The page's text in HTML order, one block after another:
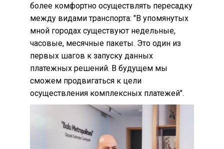
более комфортно осуществлять пересадку
между видами транспорта: "В упомянутых
мной городах существуют недельные,
часовые, месячные пакеты. Это один из
первых шагов к запуску данных
платежных решений. В будущем мы
сможем продвигаться к цели
осуществления комплексных платежей".